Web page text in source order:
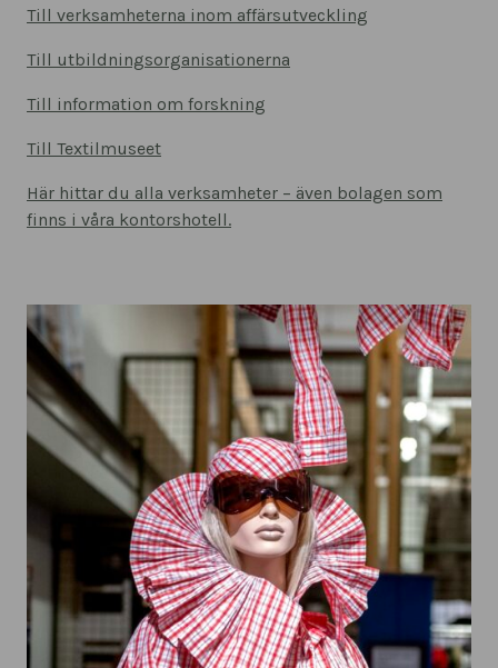
Till verksamheterna inom affärsutveckling
Till utbildningsorganisationerna
Till information om forskning
Till Textilmuseet
Här hittar du alla verksamheter – även bolagen som
finns i våra kontorshotell.